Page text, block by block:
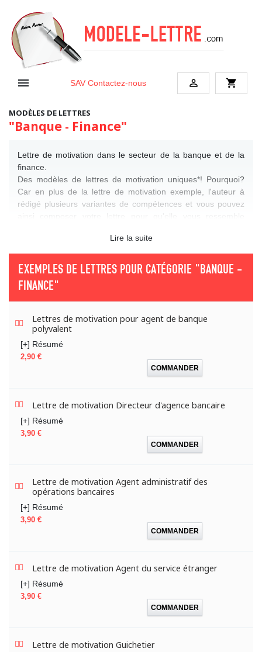
 SAV Contactez-nous  shopping_cart
MODÈLES DE LETTRES
"Banque - Finance"
Lettre de motivation dans le secteur de la banque et de la
finance.
Des modèles de lettres de motivation uniques*! Pourquoi?
Car en plus de la lettre de motivation exemple, l'auteur à
rédigé plusieurs variantes de compétences et vous pouvez
* uniquement lettre à tarif 3.90 € / 1.95 €
Voir des exemples delettre de motivation gratuit.
Lire la suite
EXEMPLES DE LETTRES POUR CATÉGORIE "BANQUE -
FINANCE"
Lettres de motivation pour agent de banque
polyvalent
[+] Résumé
Prix
2,90 €
COMMANDER
Lettre de motivation Directeur d'agence bancaire
[+] Résumé
Prix
3,90 €
COMMANDER
Lettre de motivation Agent administratif des
opérations bancaires
[+] Résumé
Prix
3,90 €
COMMANDER
Lettre de motivation Agent du service étranger
[+] Résumé
Prix
3,90 €
COMMANDER
Lettre de motivation Guichetier